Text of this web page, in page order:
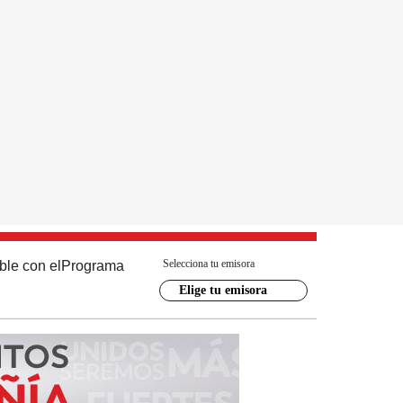
con el Programa Selecciona tu emisora
Elige tu emisora